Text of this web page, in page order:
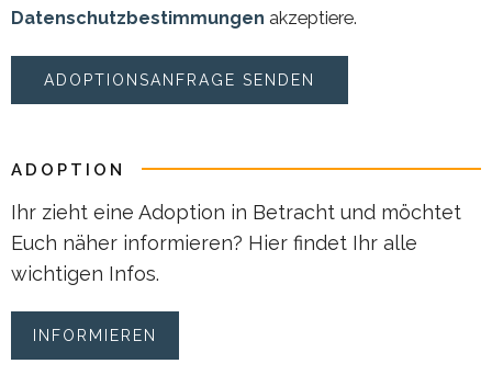
Datenschutzbestimmungen akzeptiere.
ADOPTION
Ihr zieht eine Adoption in Betracht und möchtet
Euch näher informieren? Hier findet Ihr alle
wichtigen Infos.
INFORMIEREN